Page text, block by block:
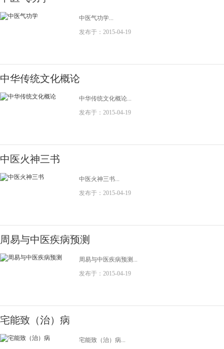
中医气功学...
发布于：2015-04-19
中华传统文化概论
中华传统文化概论...
发布于：2015-04-19
中医火神三书
中医火神三书...
发布于：2015-04-19
周易与中医疾病预测
周易与中医疾病预测...
发布于：2015-04-19
宅能致（治）病
宅能致（治）病...